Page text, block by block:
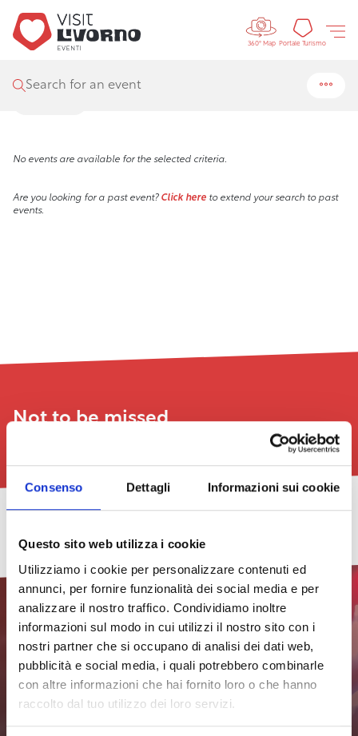
Consenso Dettagli Informazioni sui cookie
Questo sito web utilizza i cookie
Utilizziamo i cookie per personalizzare contenuti ed
annunci, per fornire funzionalità dei social media e per
analizzare il nostro traffico. Condividiamo inoltre
informazioni sul modo in cui utilizzi il nostro sito con i
nostri partner che si occupano di analisi dei dati web,
pubblicità e social media, i quali potrebbero combinarle
con altre informazioni che hai fornito loro o che hanno
raccolto dal tuo utilizzo dei loro servizi.
Controls
360° Map Portale Turismo
Search for an event
Visit Livorno/Events/Search
No events are available for the selected criteria.
Are you looking for a past event? Click here to extend your search to past
events.
Not to be missed
go
to
the
sixth
edition
03/07/2024
see
all
dates
PRIZE
AWARD
–
17th
edition
08/07/2026
see
all
dates
Natural
–
Cinema
under
the
Stars
at
Quercianella
23/07/2026
all
dates
Exhibition:
Eleven
–
Insomnia
29/07/2026
Effetto
Venezia
41th
edition
29/07/2026
see
all
dates
Effetto
Venezia
41th
edition
Book
Fair
2026
–
the
first
edition
born
29/07/2026
see
dates
Barrio
Street
Festival
2026
24/07/2026
see
all
dates
Subscribe to the
newsletter to stay updated